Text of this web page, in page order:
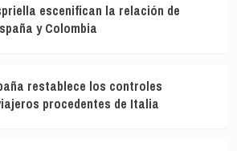
escenifican la relación de
y Colombia
restablece los controles
procedentes de Italia